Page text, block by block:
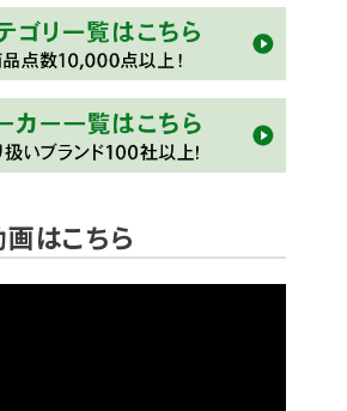
はこちら